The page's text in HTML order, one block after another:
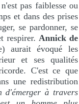
pas faiblesse ou
et dans des prises
se pardonner, se
respirer. Annick de
aurait évoqué les
et ses qualités
C'est ce que
une redistribution
d'émerger à travers